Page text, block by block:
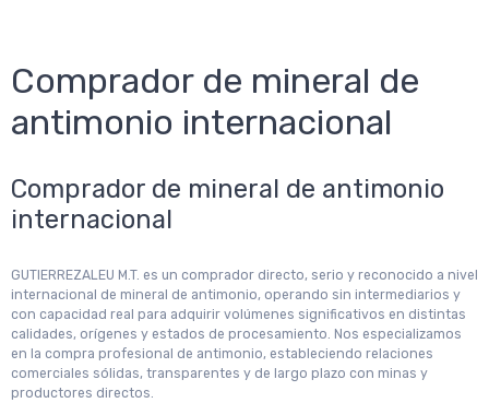
Comprador de mineral de
antimonio internacional
Comprador de mineral de antimonio
internacional
GUTIERREZALEU M.T. es un comprador directo, serio y reconocido a nivel
internacional de mineral de antimonio, operando sin intermediarios y
con capacidad real para adquirir volúmenes significativos en distintas
calidades, orígenes y estados de procesamiento. Nos especializamos
en la compra profesional de antimonio, estableciendo relaciones
comerciales sólidas, transparentes y de largo plazo con minas y
productores directos.